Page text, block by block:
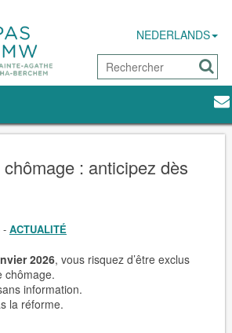
NEDERLANDS
: anticipez dès
- ACTUALITÉ
2026, vous risquez d’être exclus
chômage.
information.
la réforme.